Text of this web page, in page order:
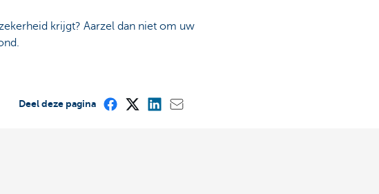
krijgt? Aarzel dan niet om uw
Deel deze pagina